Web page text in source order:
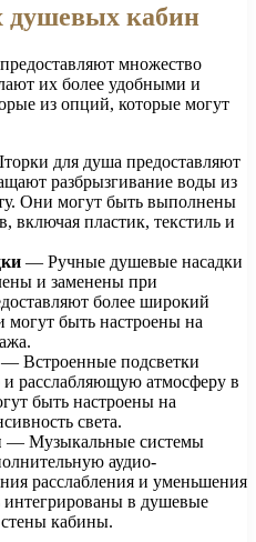
душевых кабин
множество
их более удобными и
из опций, которые могут
для душа предоставляют
разбрызгивание воды из
Они могут быть выполнены
включая пластик, текстиль и
— Ручные душевые насадки
и заменены при
более широкий
могут быть настроены на
— Встроенные подсветки
расслабляющую атмосферу в
быть настроены на
света.
— Музыкальные системы
аудио-
расслабления и уменьшения
интегрированы в душевые
кабины.